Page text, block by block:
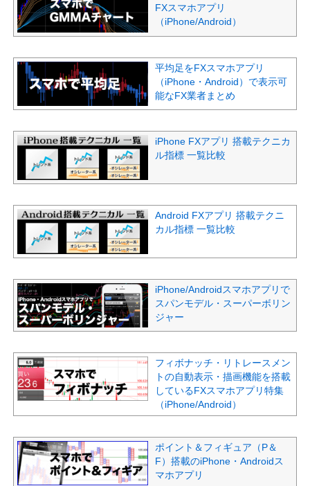
FXスマホアプリ
（iPhone/Android）
平均足をFXスマホアプリ
（iPhone・Android）で表示可
能なFX業者まとめ
iPhone FXアプリ 搭載テクニカ
ル指標 一覧比較
Android FXアプリ 搭載テクニ
カル指標 一覧比較
iPhone/Androidスマホアプリで
スパンモデル・スーパーボリン
ジャー
フィボナッチ・リトレースメン
トの自動表示・描画機能を搭載
しているFXスマホアプリ特集
（iPhone/Android）
ポイント＆フィギュア（P＆
F）搭載のiPhone・Androidス
マホアプリ